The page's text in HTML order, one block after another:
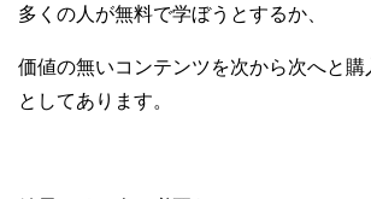
多くの人が無料で学ぼうとするか、
価値の無いコンテンツを次から次へと購
としてあります。